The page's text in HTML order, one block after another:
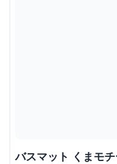
バスマット くまモ